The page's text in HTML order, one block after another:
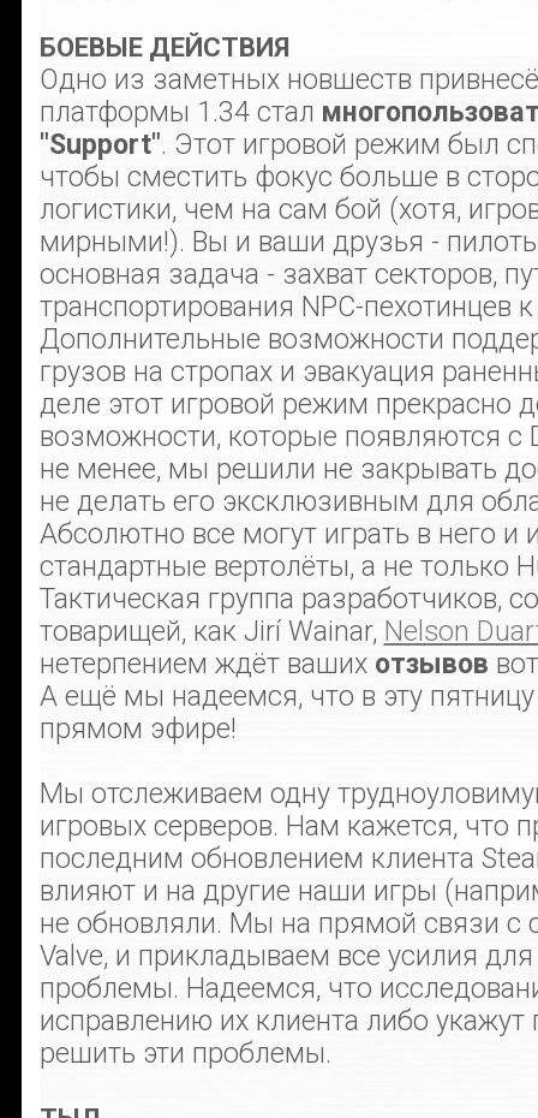
БОЕВЫЕ ДЕЙСТВИЯ
Одно из заметных новшеств
платформы 1.34 стал
"Support". Этот игровой режим был
чтобы сместить фокус больше в
логистики, чем на сам бой (хотя,
мирными!). Вы и ваши друзья - пилоты
основная задача - захват секторов,
транспортирования NPC-пехотинцев
Дополнительные возможности
грузов на стропах и эвакуация
деле этот игровой режим прекрасно
возможности, которые появляются с
не менее, мы решили не закрывать
не делать его эксклюзивным для
Абсолютно все могут играть в него и
стандартные вертолёты, а не только
Тактическая группа разработчиков,
товарищей, как Jirí Wainar, Nelson
нетерпением ждёт ваших отзывов
А ещё мы надеемся, что в эту
прямом эфире!
Мы отслеживаем одну
игровых серверов. Нам кажется, что
последним обновлением клиента
влияют и на другие наши игры
не обновляли. Мы на прямой связи с
Valve, и прикладываем все усилия
проблемы. Надеемся, что
исправлению их клиента либо
решить эти проблемы.